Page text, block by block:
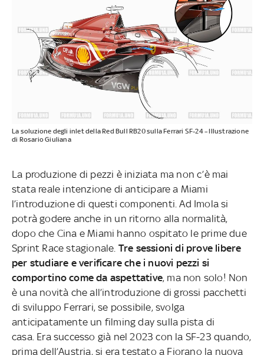
La soluzione degli inlet della Red Bull RB20 sulla Ferrari SF-24 – Illustrazione
di Rosario Giuliana
La produzione di pezzi è iniziata ma non c’è mai
stata reale intenzione di anticipare a Miami
l’introduzione di questi componenti. Ad Imola si
potrà godere anche in un ritorno alla normalità,
dopo che Cina e Miami hanno ospitato le prime due
Sprint Race stagionale. Tre sessioni di prove libere
per studiare e verificare che i nuovi pezzi si
comportino come da aspettative, ma non solo! Non
è una novità che all’introduzione di grossi pacchetti
di sviluppo Ferrari, se possibile, svolga
anticipatamente un filming day sulla pista di
casa. Era successo già nel 2023 con la SF-23 quando,
prima dell’Austria, si era testato a Fiorano la nuova